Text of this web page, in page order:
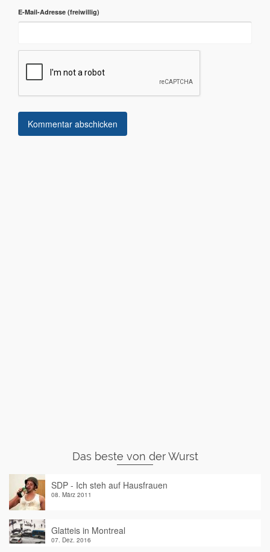
E-Mail-Adresse
Das beste von der Wurst
SDP - Ich steh auf Hausfrauen
08. März 2011
Glatteis in Montreal
07. Dez. 2016